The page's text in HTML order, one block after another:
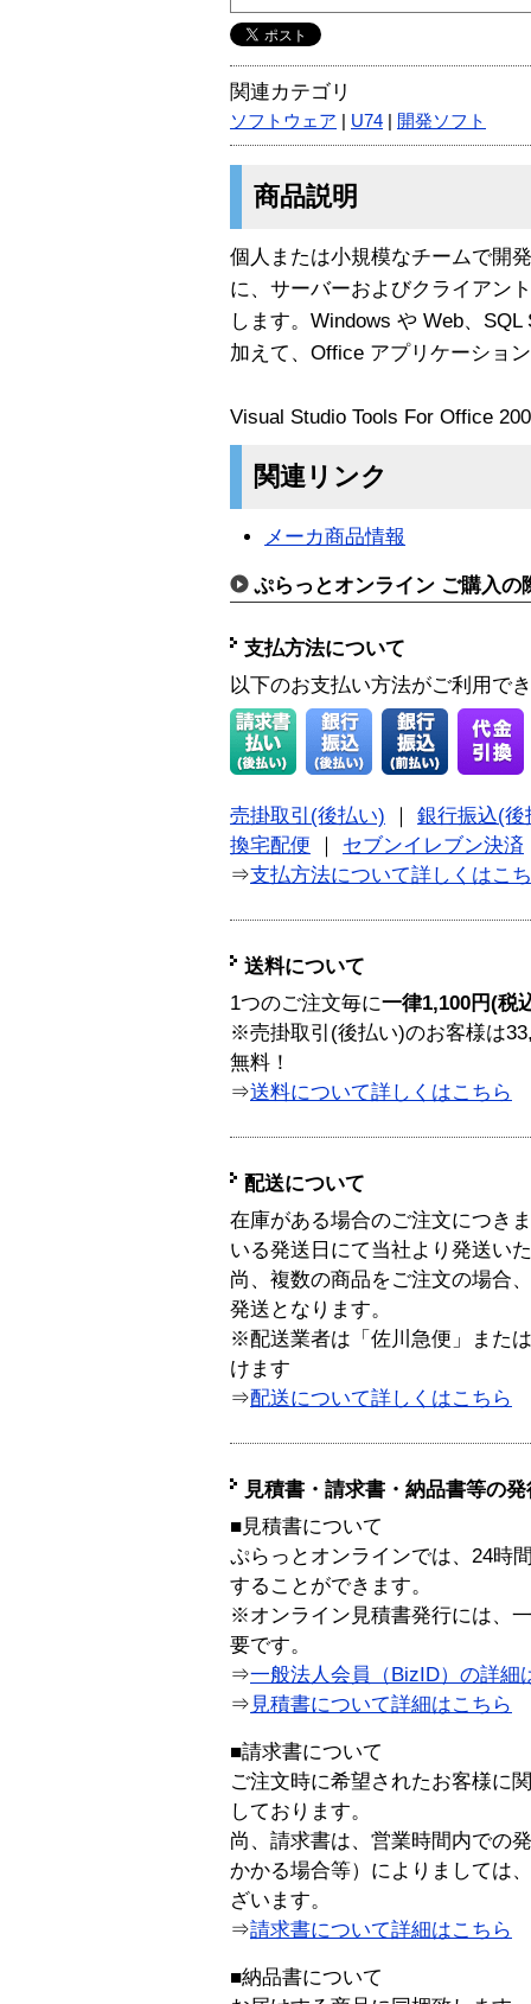
関連カテゴリ
ソフトウェア U74 開発ソフト
商品説明
個人または小規模なチームで開
に、サーバーおよびクライアン
します。Windows や Web、
加えて、Office アプリケーショ
Visual Studio Tools For Office
関連リンク
メーカ商品情報
ぷらっとオンライン ご購入の
支払方法について
以下のお支払い方法がご利用で
売掛取引(後払い)
銀行振込(後
換宅配便
セブンイレブン決済
⇒支払方法について詳しくはこ
送料について
1つのご注文毎に一律1,100円(税
※売掛取引(後払い)のお客様は
無料！
⇒送料について詳しくはこちら
配送について
在庫がある場合のご注文につき
いる発送日にて当社より発送い
尚、複数の商品をご注文の場合
発送となります。
※配送業者は「佐川急便」また
けます
⇒配送について詳しくはこちら
見積書・請求書・納品書等の
■見積書について
ぷらっとオンラインでは、24時
することができます。
※オンライン見積書発行には、
要です。
⇒一般法人会員（BizID）の詳細
⇒ 見積書について詳細はこちら
■請求書について
ご注文時に希望されたお客様に
しております。
尚、請求書は、営業時間内での
かかる場合等）によりましては
ざいます。
⇒請求書について詳細はこちら
■納品書について